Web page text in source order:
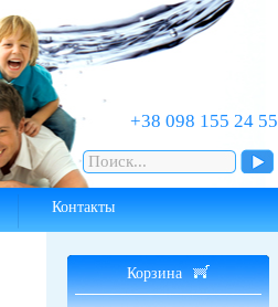
‎+38 098 155 24 55
Контакты
Корзина